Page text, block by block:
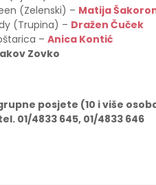
(Zelenski) – Matija
(Trupina) – Dražen Čuček
– Anica Kontić
Zovko
posjete (10 i više
01/4833 645, 01/4833 646